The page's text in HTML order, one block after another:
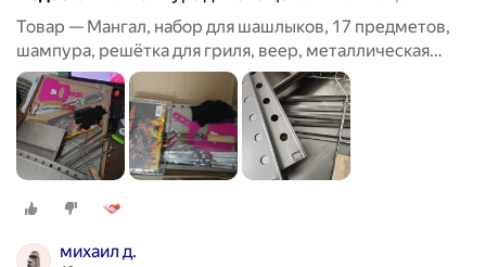
Товар — Мангал, набор для шашлыков, 17 предметов,
шампура, решётка для гриля, веер, металлическая
щётка
михаил д.